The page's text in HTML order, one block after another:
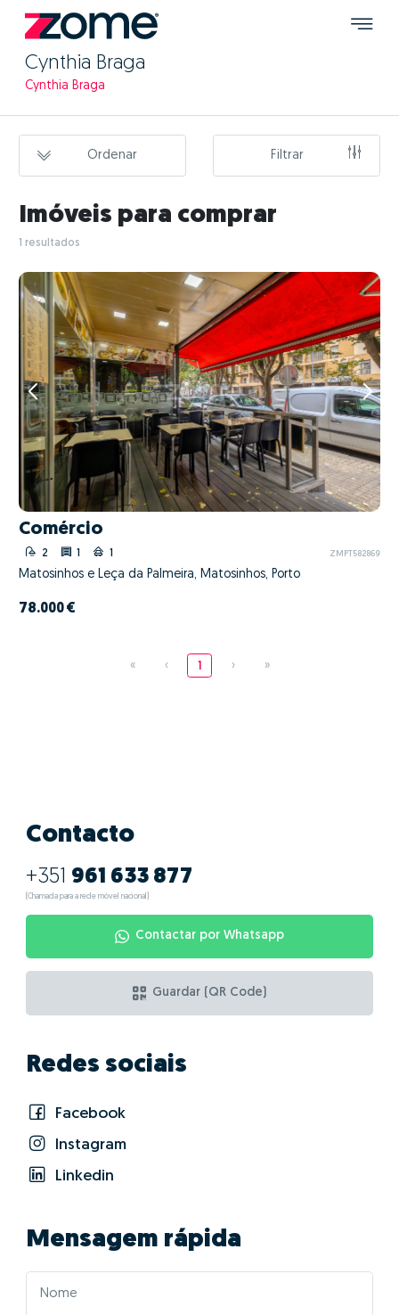
Cynthia Braga
Cynthia Braga
Ordenar Filtrar
Imóveis para comprar
1 resultados
Comércio
2 1 1 ZMPT582869
Matosinhos e Leça da Palmeira, Matosinhos, Porto
78.000 €
« ‹ 1 › »
Contacto
+351 961 633 877
(Chamada para a rede móvel nacional)
Contactar por Whatsapp
Guardar (QR Code)
Redes sociais
Facebook
Instagram
Linkedin
Mensagem rápida